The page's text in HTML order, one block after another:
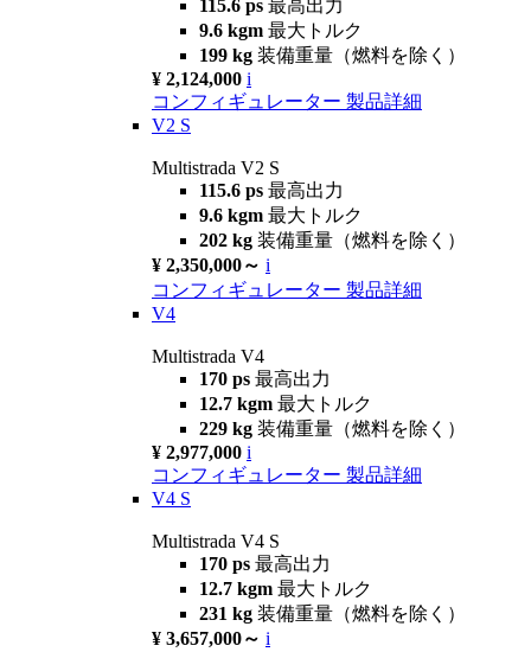
115.6 ps 最高出力
9.6 kgm 最大トルク
199 kg 装備重量（燃料を除く）
¥ 2,124,000 i
コンフィギュレーター 製品詳細
V2 S
Multistrada V2 S
115.6 ps 最高出力
9.6 kgm 最大トルク
202 kg 装備重量（燃料を除く）
¥ 2,350,000～ i
コンフィギュレーター 製品詳細
V4
Multistrada V4
170 ps 最高出力
12.7 kgm 最大トルク
229 kg 装備重量（燃料を除く）
¥ 2,977,000 i
コンフィギュレーター 製品詳細
V4 S
Multistrada V4 S
170 ps 最高出力
12.7 kgm 最大トルク
231 kg 装備重量（燃料を除く）
¥ 3,657,000～ i